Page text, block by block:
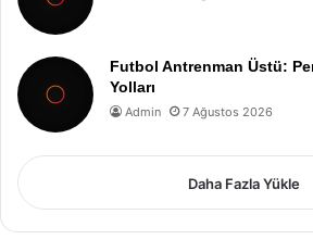
Futbol Antrenman Üstü:
Yolları
Admin 7 Ağustos 2026
Daha Fazla Yükle